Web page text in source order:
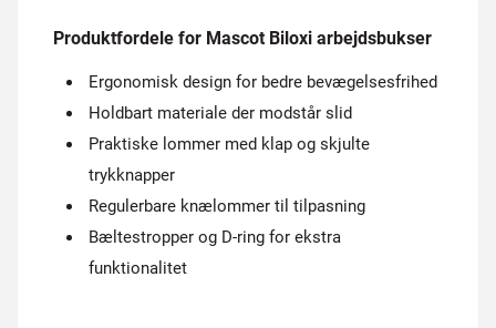
Produktfordele for Mascot Biloxi arbejdsbukser
Ergonomisk design for bedre bevægelsesfrihed
Holdbart materiale der modstår slid
Praktiske lommer med klap og skjulte
trykknapper
Regulerbare knælommer til tilpasning
Bæltestropper og D-ring for ekstra
funktionalitet